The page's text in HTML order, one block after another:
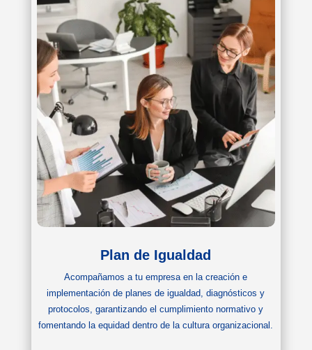
Plan de Igualdad
Acompañamos a tu empresa en la creación e
implementación de planes de igualdad, diagnósticos y
protocolos, garantizando el cumplimiento normativo y
fomentando la equidad dentro de la cultura organizacional.